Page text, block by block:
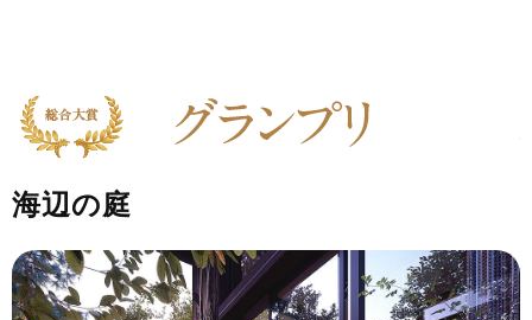
海辺の庭